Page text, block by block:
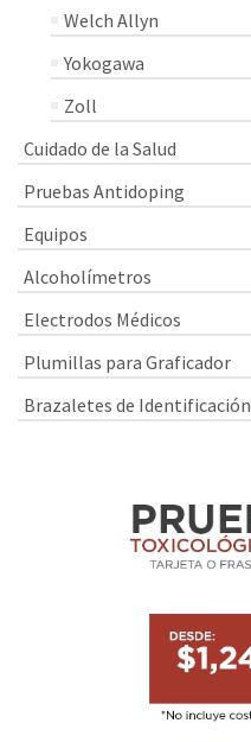
Welch Allyn
Yokogawa
Zoll
Cuidado de la Salud
Pruebas Antidoping
Equipos
Alcoholímetros
Electrodos Médicos
Plumillas para Graficador
Brazaletes de Identificación